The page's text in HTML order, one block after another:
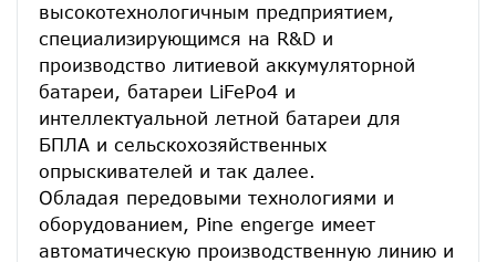
высокотехнологичным предприятием,
специализирующимся на R&D и
производство литиевой аккумуляторной
батареи, батареи LiFePo4 и
интеллектуальной летной батареи для
БПЛА и сельскохозяйственных
опрыскивателей и так далее.
Обладая передовыми технологиями и
оборудованием, Pine engerge имеет
автоматическую производственную линию и